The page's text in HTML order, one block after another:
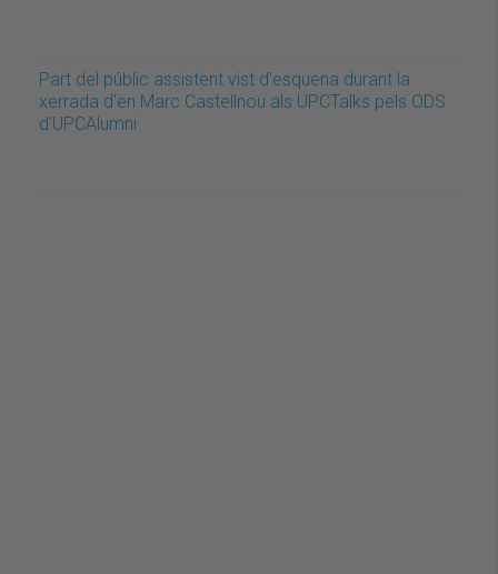
Part del públic assistent vist d'esquena durant la
xerrada d'en Marc Castellnou als UPCTalks pels ODS
d'UPCAlumni